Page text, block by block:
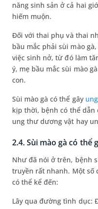
năng sinh sản ở cả hai
hiếm muộn.
Đối với thai phụ và thai
bầu mắc phải sùi mào
việc sinh nở, từ đó làm
ý, mẹ bầu mắc sùi mào
con.
Sùi mào gà có thể gây
kịp thời, bệnh có thể
ung thư dương vật hay
2.4. Sùi mào gà có thể
Như đã nói ở trên, bệnh
truyền rất nhanh. Một số
có thể kể đến:
Lây qua đường tình dục: